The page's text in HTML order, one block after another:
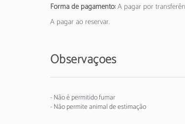
Forma de pagamento:A pagar por
A pagar ao reservar.
Observações
- Não é permitido fumar
- Não permite animal de estimação